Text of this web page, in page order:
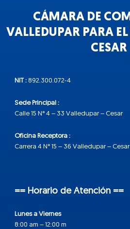
CÁMARA DE
VALLEDUPAR PARA
CESAR
NIT : 892.300.072-4
Sede Principal :
Calle 15 N° 4 – 33 Valledupar – Cesar
Oficina Receptora :
Carrera 4 N° 15 – 36 Valledupar – Cesar
== Horario de Atención ==
Lunes a Viernes
8:00 am – 12:00 m